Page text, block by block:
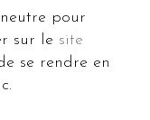
pour
sur le site
se rendre en